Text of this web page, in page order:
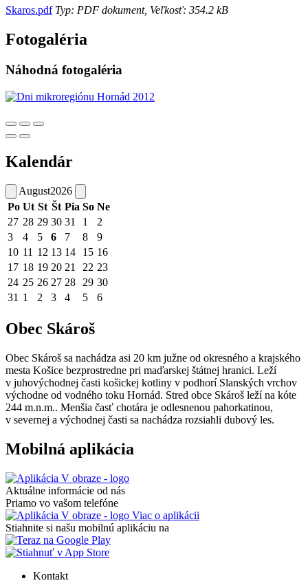
Skaros.pdfTyp: PDF dokument, Veľkosť: 354.2 kB
Fotogaléria
Náhodná fotogaléria
Kalendár
August2026
Po Ut St Št Pia So Ne
27 28 29 30 31 1
2
3
4 5 6 7 8
9
10 11 12 13 14 15 16
17 18 19 20 21 22 23
24 25 26 27 28 29 30
31 1 2 3 4 5 6
Obec Skároš
Obec Skároš sa nachádza asi 20 km južne od okresného a krajského
mesta Košice bezprostredne pri maďarskej štátnej hranici. Leží
v juhovýchodnej časti košickej kotliny v podhorí Slanských vrchov
východne od vodného toku Hornád. Stred obce Skároš leží na kóte
244 m.n.m.. Menšia časť chotára je odlesnenou pahorkatinou,
v severnej a východnej časti sa nachádza rozsiahli dubový les.
Mobilná aplikácia
Aktuálne informácie od nás
Priamo vo vašom telefóne
Viac o aplikácii
Stiahnite si našu mobilnú aplikáciu na
Kontakt